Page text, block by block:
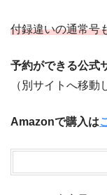
付録違いの通常号
予約ができる公式
（別サイトへ移動
Amazonで購入は